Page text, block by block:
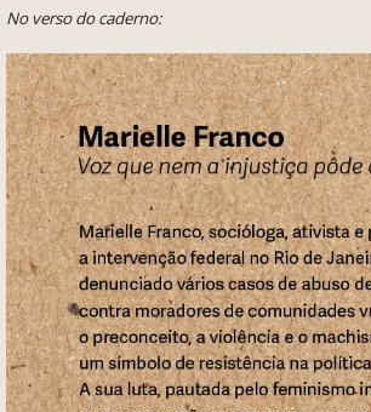
No verso do caderno: